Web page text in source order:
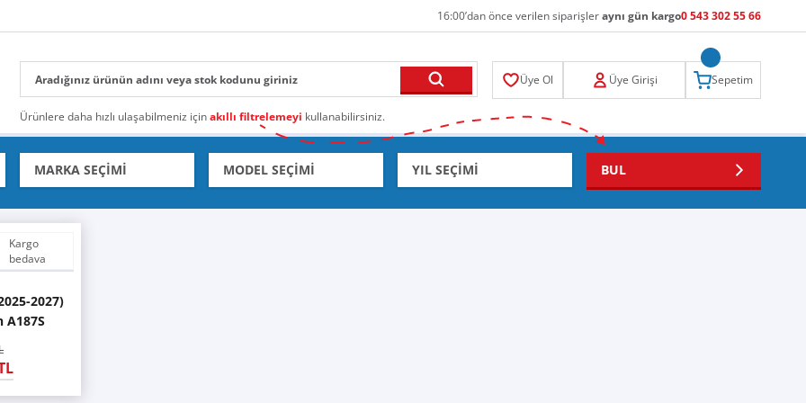
16:00’dan önce verilen siparişleraynı gün kargo0 543 302 55 66
Ürünlere daha hızlı ulaşabilmeniz içinakıllı filtrelemeyi kullanabilirsiniz.
Üye Ol Üye Girişi Sepetim
BUL
Kargo
bedava
2027)
A187S